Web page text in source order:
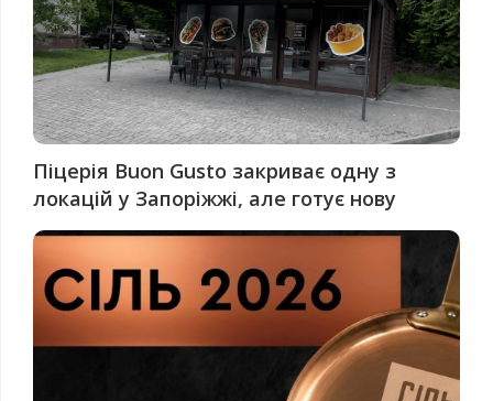
Піцерія Buon Gusto закриває одну з
локацій у Запоріжжі, але готує нову